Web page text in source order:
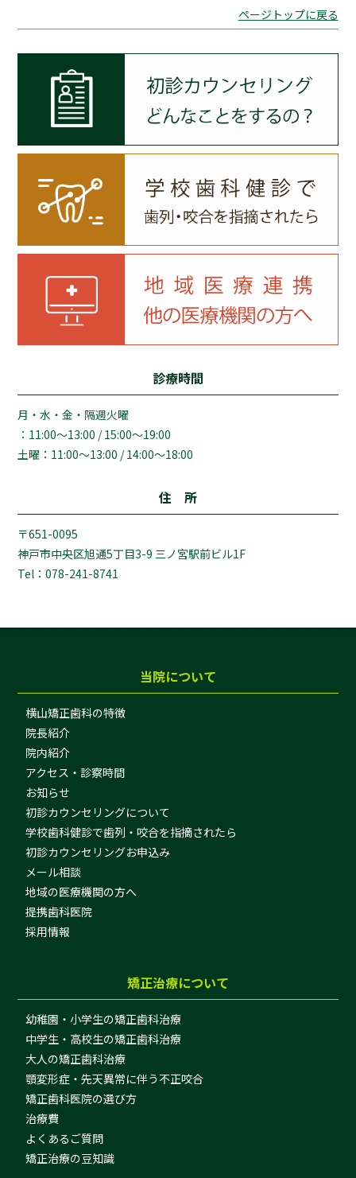
ページトップに戻る
診療時間
月・水・金・隔週火曜
：11:00～13:00 / 15:00～19:00
土曜：11:00～13:00 / 14:00～18:00
住 所
〒651-0095
神戸市中央区旭通5丁目3-9 三ノ宮駅前ビル1F
Tel：078-241-8741
当院について
横山矯正歯科の特徴
院長紹介
院内紹介
アクセス・診察時間
お知らせ
初診カウンセリングについて
学校歯科健診で歯列・咬合を指摘されたら
初診カウンセリングお申込み
メール相談
地域の医療機関の方へ
提携歯科医院
採用情報
矯正治療について
幼稚園・小学生の矯正歯科治療
中学生・高校生の矯正歯科治療
大人の矯正歯科治療
顎変形症・先天異常に伴う不正咬合
矯正歯科医院の選び方
治療費
よくあるご質問
矯正治療の豆知識